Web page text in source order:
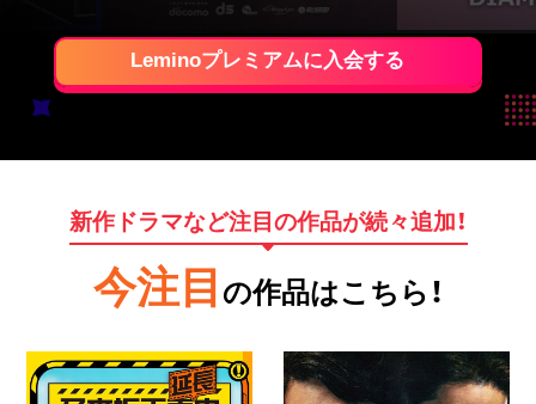
Leminoプレミアムに入会する
新作ドラマなど注目の作品が続々追加！
今注目 の作品はこちら！